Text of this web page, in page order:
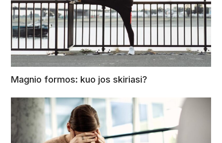
Magnio formos: kuo jos skiriasi?